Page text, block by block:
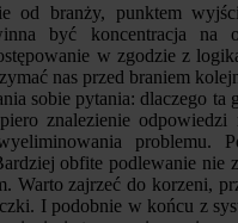
od branży, punktem
być koncentracja na
w zgodzie z
nas przed braniem
sobie pytania: dlaczego ta
znalezienie odpowiedzi
problemu.
obfite podlewanie nie
Warto zajrzeć do korzeni,
I podobnie w końcu z